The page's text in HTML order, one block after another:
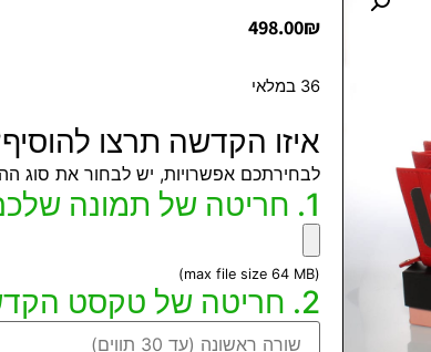
498.00₪
36 במלאי
איזו הקדשה תרצו
לבחירתכם אפשרויות, יש לבחור את סוג
1. חריטה של תמונה שלכם מחוץ למוצר
(max file size 64 MB)
2. חריטה של טקסט הקדשה בלייזר (שחור) בכל השפות